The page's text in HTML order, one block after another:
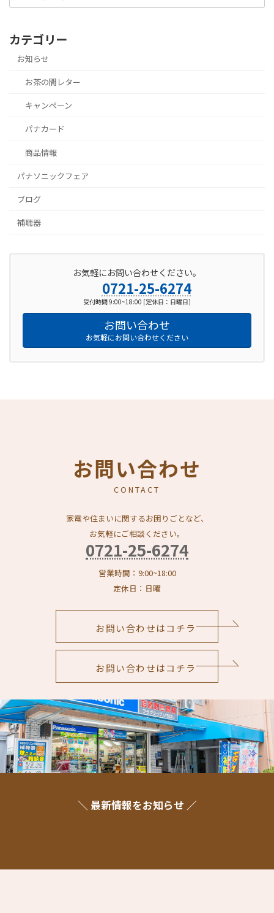
カテゴリー
お知らせ
お茶の間レター
キャンペーン
パナカード
商品情報
パナソニックフェア
ブログ
補聴器
お気軽にお問い合わせください。
0721-25-6274
受付時間 9:00~18:00 [定休日：日曜日]
お問い合わせ
お気軽にお問い合わせください
お問い合わせ
CONTACT
家電や住まいに関するお困りごとなど、
お気軽にご相談ください。
0721-25-6274
営業時間：9:00~18:00
定休日：日曜
お問い合わせはコチラ
お問い合わせはコチラ
＼ 最新情報をお知らせ ／